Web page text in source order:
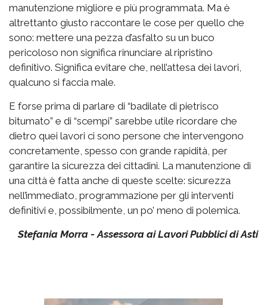
manutenzione migliore e più programmata. Ma è
altrettanto giusto raccontare le cose per quello che
sono: mettere una pezza d’asfalto su un buco
pericoloso non significa rinunciare al ripristino
definitivo. Significa evitare che, nell’attesa dei lavori,
qualcuno si faccia male.
E forse prima di parlare di “badilate di pietrisco
bitumato” e di “scempi” sarebbe utile ricordare che
dietro quei lavori ci sono persone che intervengono
concretamente, spesso con grande rapidità, per
garantire la sicurezza dei cittadini. La manutenzione di
una città è fatta anche di queste scelte: sicurezza
nell’immediato, programmazione per gli interventi
definitivi e, possibilmente, un po’ meno di polemica.
Stefania Morra - Assessora ai Lavori Pubblici di Asti